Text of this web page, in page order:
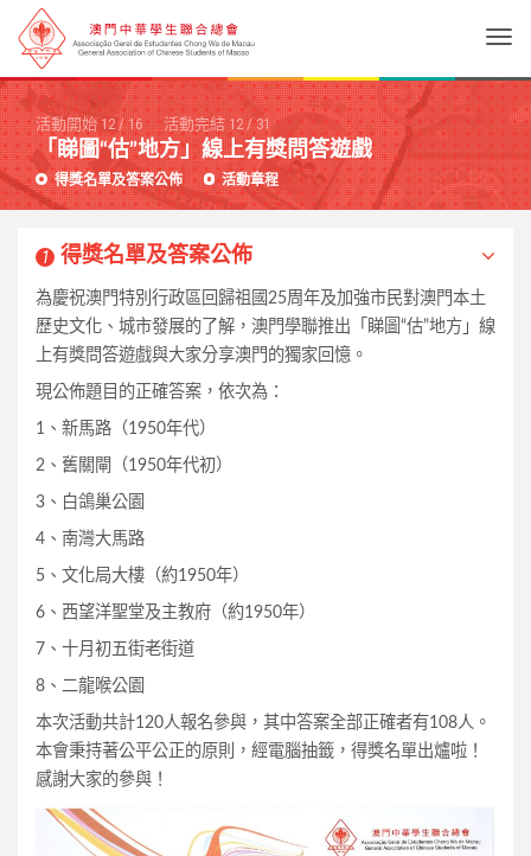
活動開始 12/16 活動完結 12/31
「睇圖“估”地方」線上有獎問答遊戲
得獎名單及答案公佈 活動章程
1 得獎名單及答案公佈
為慶祝澳門特別行政區回歸祖國25周年及加強市民對澳門本土
歷史文化、城市發展的了解，澳門學聯推出「睇圖“估”地方」線
上有獎問答遊戲與大家分享澳門的獨家回憶。
現公佈題目的正確答案，依次為：
1、新馬路（1950年代）
2、舊關閘（1950年代初）
3、白鴿巢公園
4、南灣大馬路
5、文化局大樓（約1950年）
6、西望洋聖堂及主教府（約1950年）
7、十月初五街老街道
8、二龍喉公園
本次活動共計120人報名參與，其中答案全部正確者有108人。
本會秉持著公平公正的原則，經電腦抽籤，得獎名單出爐啦！
感謝大家的參與！